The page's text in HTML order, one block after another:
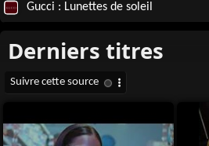
Gucci : Lunettes de soleil